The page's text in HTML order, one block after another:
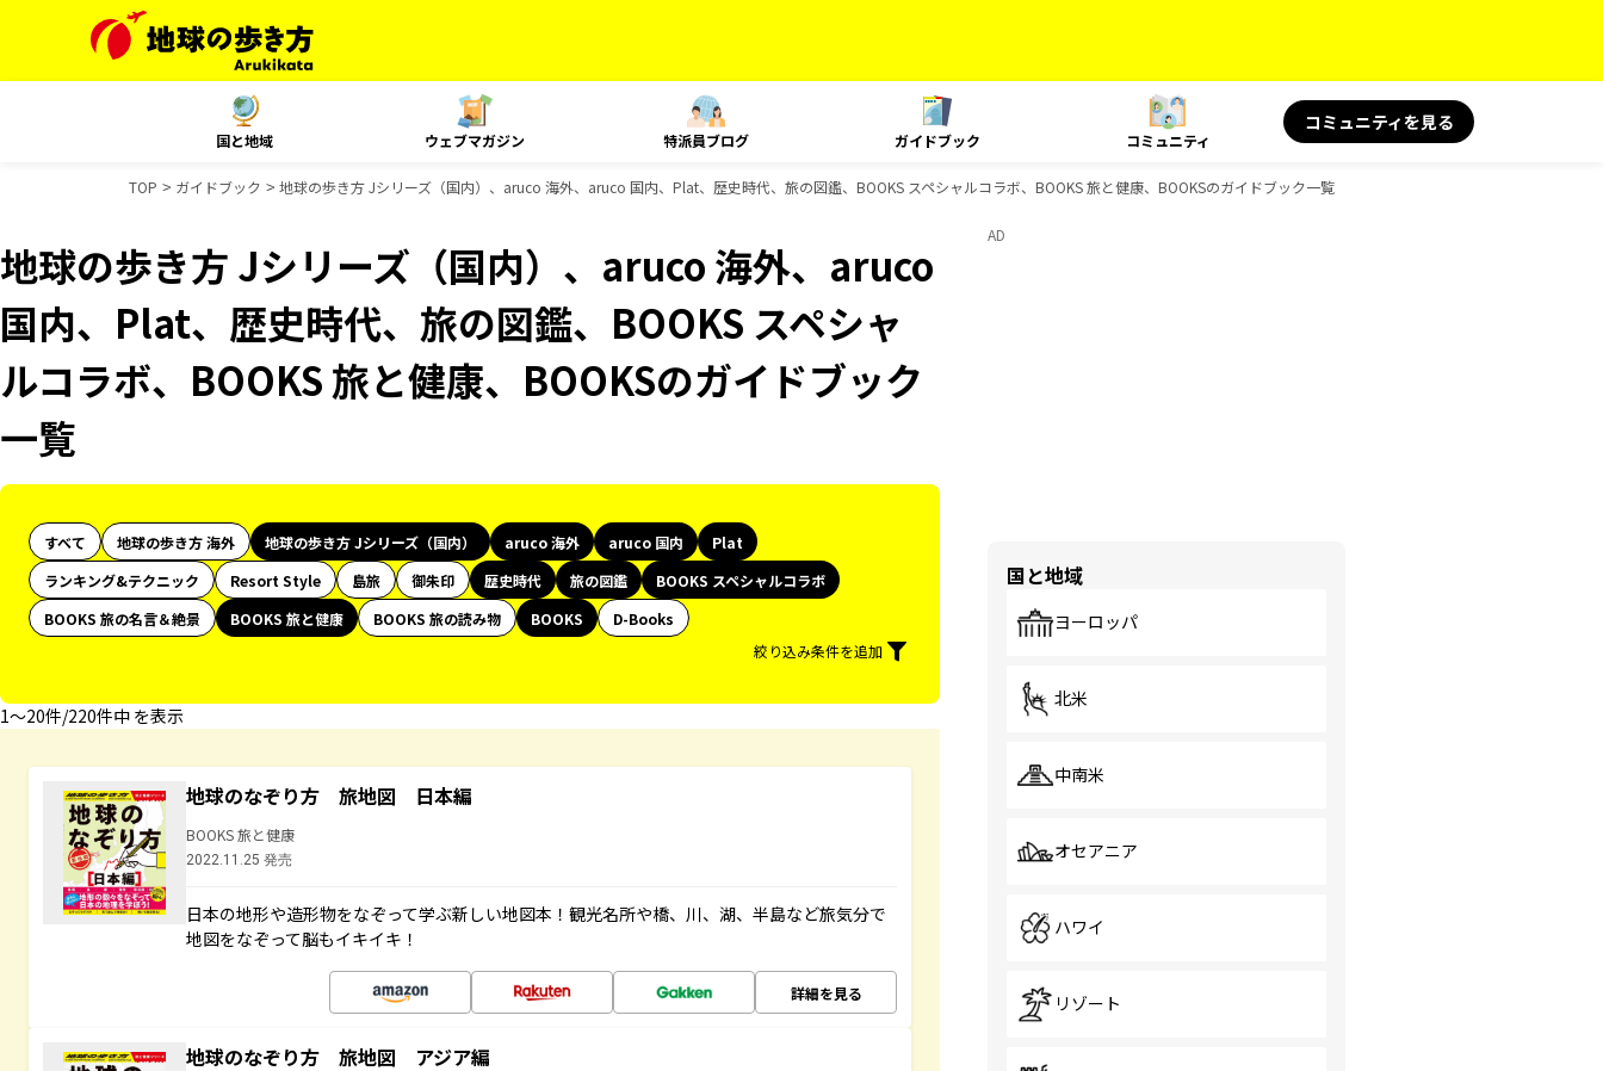
国と地域 ウェブマガジン 特派員ブログ ガイドブック コミュニティ
コミュニティを見る
TOP ガイドブック 地球の歩き方 Jシリーズ（国内）、aruco 海外、aruco 国内、Plat、歴史時代、旅の図鑑、BOOKS スペシャルコラボ、BOOKS 旅と健康、BOOKSのガイドブック一覧
地球の歩き方 Jシリーズ（国内）、aruco 海外、aruco
国内、Plat、歴史時代、旅の図鑑、BOOKS スペシャ
ルコラボ、BOOKS 旅と健康、BOOKSのガイドブック
一覧
すべて 地球の歩き方 海外 地球の歩き方 Jシリーズ（国内） aruco 海外 aruco 国内
Plat
ランキング&テクニック
Resort Style 島旅 御朱印 歴史時代 旅の図鑑
BOOKS スペシャルコラボ
BOOKS 旅の名言＆絶景
BOOKS 旅と健康 BOOKS 旅の読み物 BOOKS
D-Books
絞り込み条件を追加
1〜20件/220件中 を表示
地球のなぞり方 旅地図 日本編
BOOKS 旅と健康
2022.11.25 発売
日本の地形や造形物をなぞって学ぶ新しい地図本！観光名所や橋、川、湖、半島など旅気分で
地図をなぞって脳もイキイキ！
詳細を見る
地球のなぞり方 旅地図 アジア編
AD
国と地域
ヨーロッパ
北米
中南米
オセアニア
ハワイ
リゾート